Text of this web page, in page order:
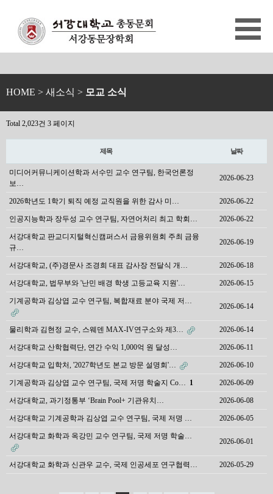
HOME > 새소식 > 모교 소식
Total 2,023건 3 페이지
제목 날짜
미디어커뮤니케이션학과 서수민 교수 연구팀, 한국언론정
보…
2026-06-23
2026학년도 1학기 퇴직 예정 교직원을 위한 감사 미… 2026-06-22
인공지능학과 장두성 교수 연구팀, 자연어처리 최고 학회… 2026-06-22
서강대학교 판교디지털혁신캠퍼스서 금융위원회 주최 금융
규…
2026-06-19
서강대학교, (주)경문사 조경희 대표 감사장 전달식 개… 2026-06-18
서강대학교, 법무부와 '난민 배경 학생 고등교육 지원'… 2026-06-15
기계공학과 김상엽 교수 연구팀, 복합재료 분야 국제 저…
2026-06-14
물리학과 김현정 교수, 스웨덴 MAX-IV연구소와 제3… 2026-06-14
서강대학교 산학협력단, 연간 수익 1,000억 원 달성… 2026-06-11
서강대학교 입학처, '2027학년도 본교 방문 설명회'… 2026-06-10
기계공학과 김상엽 교수 연구팀, 국제 저명 학술지 Co… 1 2026-06-09
서강대학교, 과기정통부 ‘Brain Pool+ 기관유치… 2026-06-08
서강대학교 기계공학과 김상엽 교수 연구팀, 국제 저명 … 2026-06-05
서강대학교 화학과 옥강민 교수 연구팀, 국제 저명 학술…
2026-06-01
서강대학교 화학과 신관우 교수, 국제 인공세포 연구협력… 2026-05-29